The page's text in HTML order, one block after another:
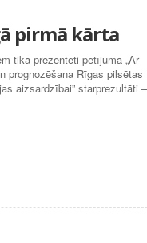
pirmā kārta
tika prezentēti pētījuma „Ar
prognozēšana Rīgas pilsētas
aizsardzībai” starprezultāti –